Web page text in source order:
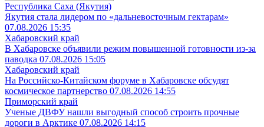
Республика Саха (Якутия)
Якутия стала лидером по «дальневосточным гектарам»
07.08.2026 15:35
Хабаровский край
В Хабаровске объявили режим повышенной готовности из‑за
паводка 07.08.2026 15:05
Хабаровский край
На Российско-Китайском форуме в Хабаровске обсудят
космическое партнерство 07.08.2026 14:55
Приморский край
Ученые ДВФУ нашли выгодный способ строить прочные
дороги в Арктике 07.08.2026 14:15